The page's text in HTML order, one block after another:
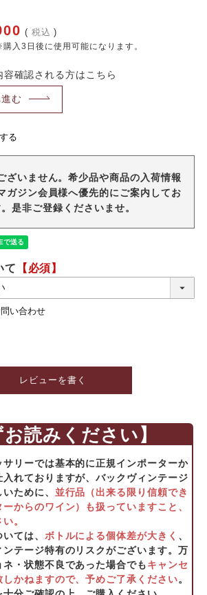
税込
入3日後に使用可能になります。
確認される方はこちら
む
る
ざいません。希少品や商品の入荷情報
ガジン会員様へ優先的にご案内してお
是非ご登録くださいませ。
て 【必須】
い合わせ
レビューを書く
お読みください】
サリーでは基本的に正規インポーターか
入れておりますが、バックヴィンテージ
ために、 並行品（出来る限り信頼でき
からのワイン）も扱っていますこと、
。
ては、 ボトルによる個体差が大きく 、
ンテージ特有のリスクがございます。万
・状態不良であった場合でもキャンセ
しかねますので、予めご了承ください。